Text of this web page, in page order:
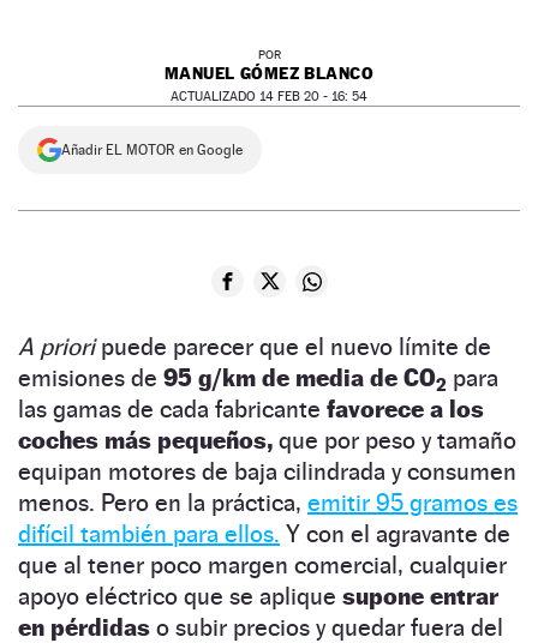
POR
MANUEL GÓMEZ BLANCO
ACTUALIZADO 14 FEB 20 - 16: 54
Añadir EL MOTOR en Google
A prioripuede parecer que el nuevo límite de
emisiones de 95 g/km de media de CO2 para
las gamas de cada fabricante favorece a los
coches más pequeños, que por peso y tamaño
equipan motores de baja cilindrada y consumen
menos. Pero en la práctica, emitir 95 gramos es
difícil también para ellos. Y con el agravante de
que al tener poco margen comercial, cualquier
apoyo eléctrico que se aplique supone entrar
en pérdidas o subir precios y quedar fuera del